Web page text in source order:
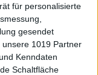
für personalisierte
gesendet
1019 Partner
Kenndaten
Schaltfläche